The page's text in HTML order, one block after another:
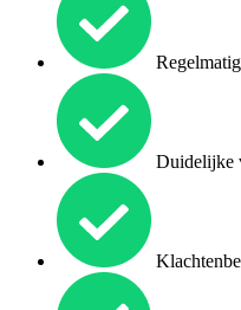
Duidelijke